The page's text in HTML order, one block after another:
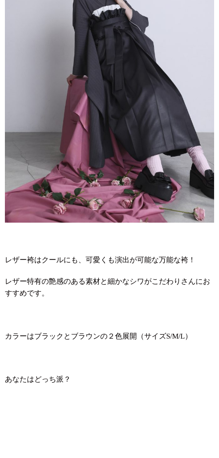
レザー袴はクールにも、可愛くも演出が可能な万能な袴！
レザー特有の艶感のある素材と細かなシワがこだわりさんにお
すすめです。
カラーはブラックとブラウンの２色展開（サイズS/M/L）
あなたはどっち派？